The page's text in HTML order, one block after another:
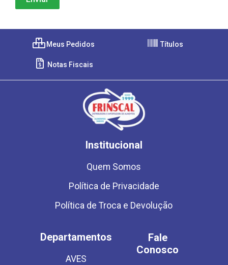
Meus Pedidos Títulos
Notas Fiscais
Institucional
Quem Somos
Política de Privacidade
Política de Troca e Devolução
Departamentos
AVES
Fale
Conosco